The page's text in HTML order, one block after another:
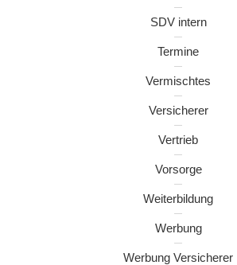
SDV intern
Termine
Vermischtes
Versicherer
Vertrieb
Vorsorge
Weiterbildung
Werbung
Werbung Versicherer